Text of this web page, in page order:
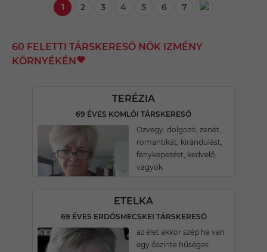
1 2 3 4 5 6 7
60 FELETTI TÁRSKERESŐ NŐK IZMÉNY
KÖRNYÉKÉN
TERÉZIA
69 ÉVES KOMLÓI TÁRSKERESŐ
Özvegy, dolgozó, zenét,
romantikát, kirándulást,
fényképezést, kedvelő,
vagyok
ETELKA
69 ÉVES ERDŐSMECSKEI TÁRSKERESŐ
az élet akkor szép ha van
egy őszínte hűséges